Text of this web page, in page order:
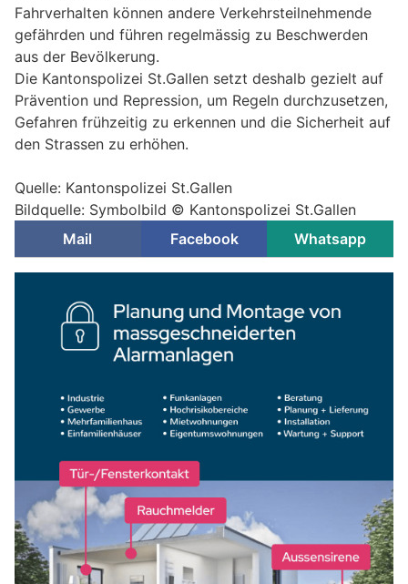
Fahrverhalten können andere Verkehrsteilnehmende
gefährden und führen regelmässig zu Beschwerden
aus der Bevölkerung.
Die Kantonspolizei St.Gallen setzt deshalb gezielt auf
Prävention und Repression, um Regeln durchzusetzen,
Gefahren frühzeitig zu erkennen und die Sicherheit auf
den Strassen zu erhöhen.
Quelle: Kantonspolizei St.Gallen
Bildquelle: Symbolbild © Kantonspolizei St.Gallen
Mail
Facebook Whatsapp